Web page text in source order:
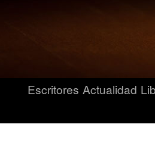
Escritores Actualidad